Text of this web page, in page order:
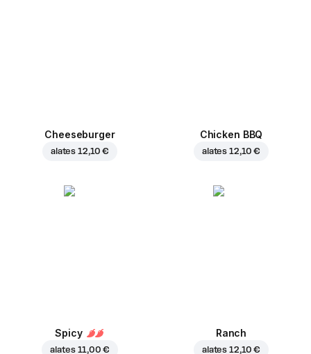
Cheeseburger
alates 12,10 €
Chicken BBQ
alates 12,10 €
Spicy
alates 11,00 €
Ranch
alates 12,10 €